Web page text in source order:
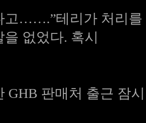
고…….”테리가 처리
을 없었다. 혹시
GHB 판매처 출근 잠